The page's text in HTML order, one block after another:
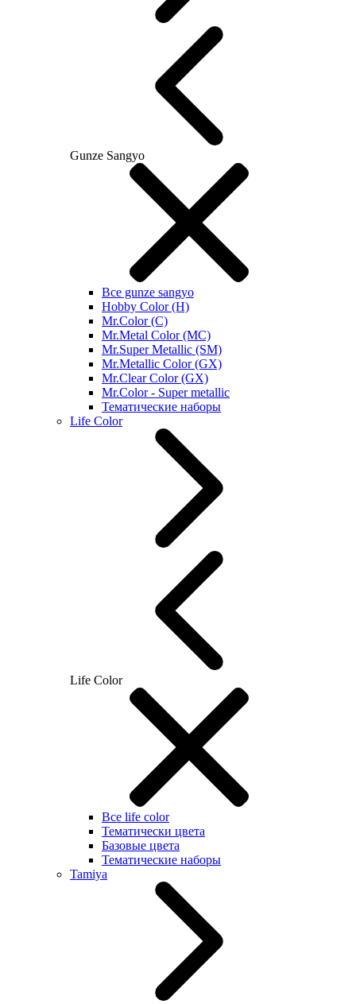
Gunze Sangyo
Все gunze sangyo
Hobby Color (H)
Mr.Color (C)
Mr.Metal Color (MC)
Mr.Super Metallic (SM)
Mr.Metallic Color (GX)
Mr.Clear Color (GX)
Mr.Color - Super metallic
Тематические наборы
Life Color
Life Color
Все life color
Тематически цвета
Базовые цвета
Тематические наборы
Tamiya